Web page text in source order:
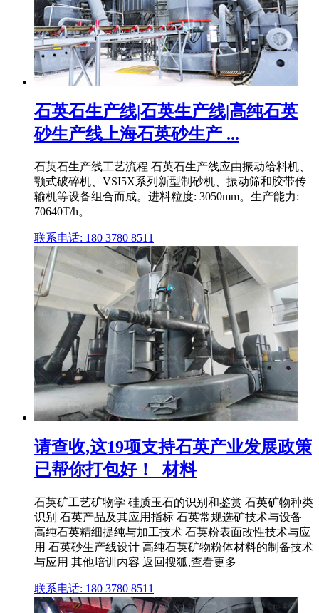
石英石生产线|石英生产线|高纯石英
砂生产线上海石英砂生产 ...
石英石生产线工艺流程 石英石生产线应由振动给料机、
颚式破碎机、VSI5X系列新型制砂机、振动筛和胶带传
输机等设备组合而成。进料粒度: 3050mm。生产能力:
70640T/h。
联系电话: 180 3780 8511
请查收,这19项支持石英产业发展政策
已帮你打包好！_材料
石英矿工艺矿物学 硅质玉石的识别和鉴赏 石英矿物种类
识别 石英产品及其应用指标 石英常规选矿技术与设备
高纯石英精细提纯与加工技术 石英粉表面改性技术与应
用 石英砂生产线设计 高纯石英矿物粉体材料的制备技术
与应用 其他培训内容 返回搜狐,查看更多
联系电话: 180 3780 8511